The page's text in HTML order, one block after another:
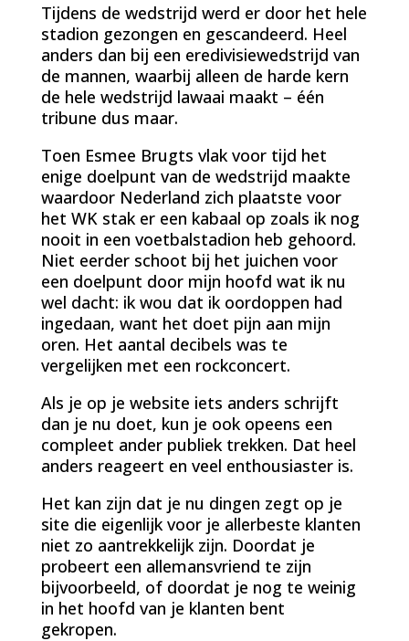
Tijdens de wedstrijd werd er door het hele
stadion gezongen en gescandeerd. Heel
anders dan bij een eredivisiewedstrijd van
de mannen, waarbij alleen de harde kern
de hele wedstrijd lawaai maakt – één
tribune dus maar.
Toen Esmee Brugts vlak voor tijd het
enige doelpunt van de wedstrijd maakte
waardoor Nederland zich plaatste voor
het WK stak er een kabaal op zoals ik nog
nooit in een voetbalstadion heb gehoord.
Niet eerder schoot bij het juichen voor
een doelpunt door mijn hoofd wat ik nu
wel dacht: ik wou dat ik oordoppen had
ingedaan, want het doet pijn aan mijn
oren. Het aantal decibels was te
vergelijken met een rockconcert.
Als je op je website iets anders schrijft
dan je nu doet, kun je ook opeens een
compleet ander publiek trekken. Dat heel
anders reageert en veel enthousiaster is.
Het kan zijn dat je nu dingen zegt op je
site die eigenlijk voor je allerbeste klanten
niet zo aantrekkelijk zijn. Doordat je
probeert een allemansvriend te zijn
bijvoorbeeld, of doordat je nog te weinig
in het hoofd van je klanten bent
gekropen.